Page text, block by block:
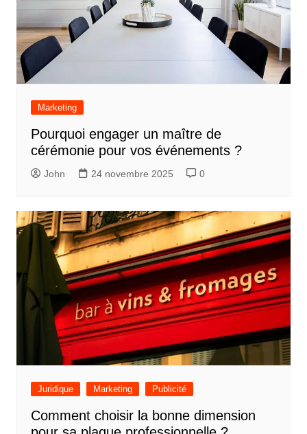
Marketing
Pourquoi engager un maître de
cérémonie pour vos événements ?
John 24 novembre 2025 0
Juridique Marketing Publicité
Comment choisir la bonne dimension